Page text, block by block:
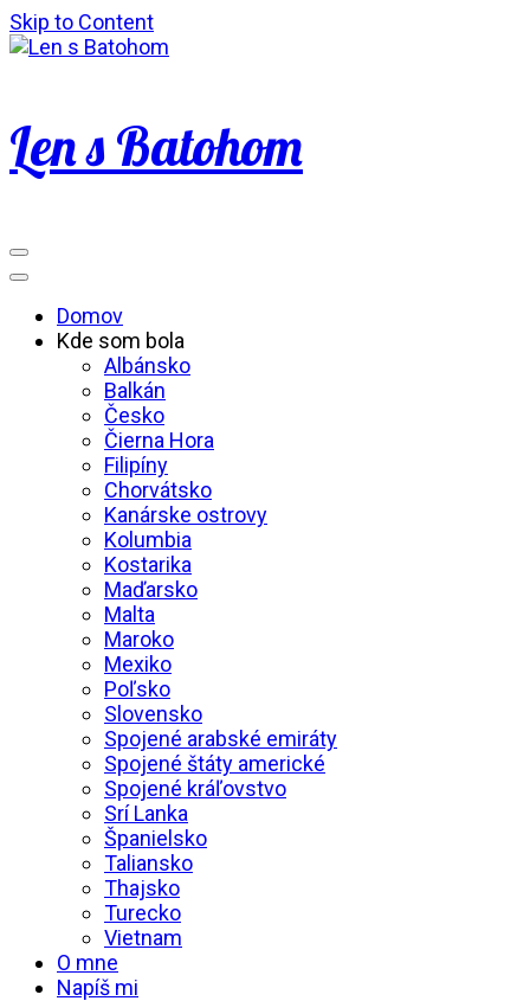
Skip to Content
Len s Batohom
Domov
Kde som bola
Albánsko
Balkán
Česko
Čierna Hora
Filipíny
Chorvátsko
Kanárske ostrovy
Kolumbia
Kostarika
Maďarsko
Malta
Maroko
Mexiko
Poľsko
Slovensko
Spojené arabské emiráty
Spojené štáty americké
Spojené kráľovstvo
Srí Lanka
Španielsko
Taliansko
Thajsko
Turecko
Vietnam
O mne
Napíš mi